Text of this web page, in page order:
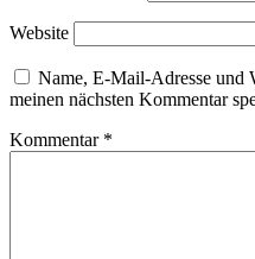
Website
Name, E-Mail-Adresse und
meinen nächsten Kommentar
Kommentar *